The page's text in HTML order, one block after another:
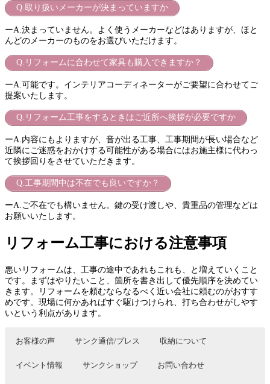
Q.取り扱いメーカーが決まっていますか
ーA.決まっていません。よく使うメーカーなどはありますが、ほと
んどのメーカーのものをお選びいただけます。
Q.リフォームに合わせて家具も購入できますか？
ーA.可能です。インテリアコーディネーターがご要望に合わせてご
提案いたします。
Q.リフォーム工事をするときはご近所へ挨拶が必要ですか
ーA.内容にもよりますが、音が出る工事、工事期間が長い場合など
近隣にご迷惑をおかけする可能性がある場合にはお施主様に代わっ
て挨拶回りをさせていただきます。
Q.工事期間中は不在でも良いですか？
ーA.ご不在でも構いません。鍵の受け渡しや、貴重品の管理などは
お願いいたします。
リフォーム工事における注意事項
悪いリフォームは、工事の途中であれもこれも、と増えていくこと
です。まずはやりたいこと、箇所を書き出して優先順序を決めてい
きます。リフォームを頼むならなるべく近い会社に頼むのがおすす
めです。現場に何かあればすぐ駆けつけられ、打ち合わせがしやす
いという利点があります。
お客様の声 サンク通信/プレス 収納について
イベント情報 サンクショップ お問い合わせ